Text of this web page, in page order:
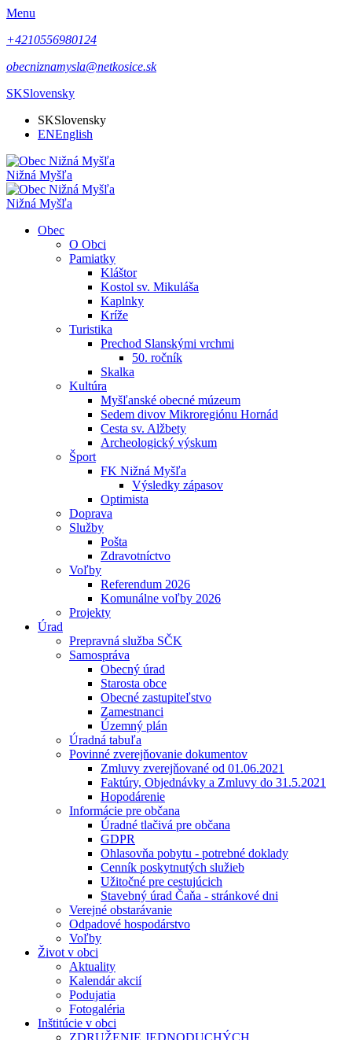
Menu
+4210556980124
obecniznamysla@netkosice.sk
SKSlovensky
SKSlovensky
ENEnglish
Nižná Myšľa
Nižná Myšľa
Obec
O Obci
Pamiatky
Kláštor
Kostol sv. Mikuláša
Kaplnky
Kríže
Turistika
Prechod Slanskými vrchmi
50. ročník
Skalka
Kultúra
Myšľanské obecné múzeum
Sedem divov Mikroregiónu Hornád
Cesta sv. Alžbety
Archeologický výskum
Šport
FK Nižná Myšľa
Výsledky zápasov
Optimista
Doprava
Služby
Pošta
Zdravotníctvo
Voľby
Referendum 2026
Komunálne voľby 2026
Projekty
Úrad
Prepravná služba SČK
Samospráva
Obecný úrad
Starosta obce
Obecné zastupiteľstvo
Zamestnanci
Územný plán
Úradná tabuľa
Povinné zverejňovanie dokumentov
Zmluvy zverejňované od 01.06.2021
Faktúry, Objednávky a Zmluvy do 31.5.2021
Hopodárenie
Informácie pre občana
Úradné tlačivá pre občana
GDPR
Ohlasovňa pobytu - potrebné doklady
Cenník poskytnutých služieb
Užitočné pre cestujúcich
Stavebný úrad Čaňa - stránkové dni
Verejné obstarávanie
Odpadové hospodárstvo
Voľby
Život v obci
Aktuality
Kalendár akcií
Podujatia
Fotogaléria
Inštitúcie v obci
ZDRUŽENIE JEDNODUCHÝCH